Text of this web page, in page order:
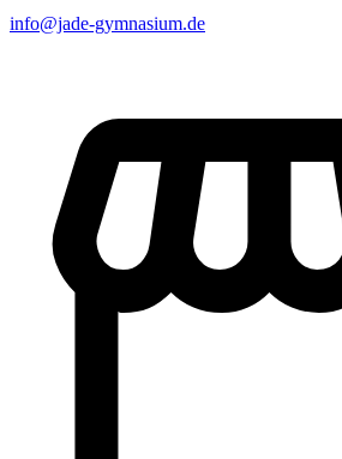
info@jade-gymnasium.de